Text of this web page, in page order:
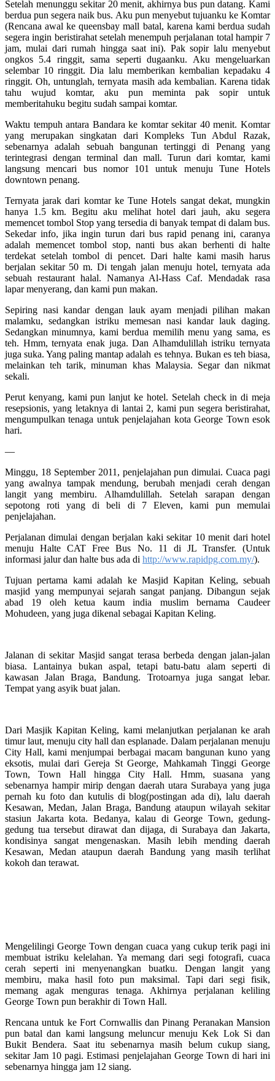
Setelah menunggu sekitar 20 menit, akhirnya bus pun datang. Kami
berdua pun segera naik bus. Aku pun menyebut tujuanku ke Komtar
(Rencana awal ke queensbay mall batal, karena kami berdua sudah
segera ingin beristirahat setelah menempuh perjalanan total hampir 7
jam, mulai dari rumah hingga saat ini). Pak sopir lalu menyebut
ongkos 5.4 ringgit, sama seperti dugaanku. Aku mengeluarkan
selembar 10 ringgit. Dia lalu memberikan kembalian kepadaku 4
ringgit. Oh, untunglah, ternyata masih ada kembalian. Karena tidak
tahu wujud komtar, aku pun meminta pak sopir untuk
memberitahuku begitu sudah sampai komtar.
Waktu tempuh antara Bandara ke komtar sekitar 40 menit. Komtar
yang merupakan singkatan dari Kompleks Tun Abdul Razak,
sebenarnya adalah sebuah bangunan tertinggi di Penang yang
terintegrasi dengan terminal dan mall. Turun dari komtar, kami
langsung mencari bus nomor 101 untuk menuju Tune Hotels
downtown penang.
Ternyata jarak dari komtar ke Tune Hotels sangat dekat, mungkin
hanya 1.5 km. Begitu aku melihat hotel dari jauh, aku segera
memencet tombol Stop yang tersedia di banyak tempat di dalam bus.
Sekedar info, jika ingin turun dari bus rapid penang ini, caranya
adalah memencet tombol stop, nanti bus akan berhenti di halte
terdekat setelah tombol di pencet. Dari halte kami masih harus
berjalan sekitar 50 m. Di tengah jalan menuju hotel, ternyata ada
sebuah restaurant halal. Namanya Al-Hass Caf. Mendadak rasa
lapar menyerang, dan kami pun makan.
Sepiring nasi kandar dengan lauk ayam menjadi pilihan makan
malamku, sedangkan istriku memesan nasi kandar lauk daging.
Sedangkan minumnya, kami berdua memilih menu yang sama, es
teh. Hmm, ternyata enak juga. Dan Alhamdulillah istriku ternyata
juga suka. Yang paling mantap adalah es tehnya. Bukan es teh biasa,
melainkan teh tarik, minuman khas Malaysia. Segar dan nikmat
sekali.
Perut kenyang, kami pun lanjut ke hotel. Setelah check in di meja
resepsionis, yang letaknya di lantai 2, kami pun segera beristirahat,
mengumpulkan tenaga untuk penjelajahan kota George Town esok
hari.
—
Minggu, 18 September 2011, penjelajahan pun dimulai. Cuaca pagi
yang awalnya tampak mendung, berubah menjadi cerah dengan
langit yang membiru. Alhamdulillah. Setelah sarapan dengan
sepotong roti yang di beli di 7 Eleven, kami pun memulai
penjelajahan.
Perjalanan dimulai dengan berjalan kaki sekitar 10 menit dari hotel
menuju Halte CAT Free Bus No. 11 di JL Transfer. (Untuk
informasi jalur dan halte bus ada di http://www.rapidpg.com.my/).
Tujuan pertama kami adalah ke Masjid Kapitan Keling, sebuah
masjid yang mempunyai sejarah sangat panjang. Dibangun sejak
abad 19 oleh ketua kaum india muslim bernama Caudeer
Mohudeen, yang juga dikenal sebagai Kapitan Keling.
Jalanan di sekitar Masjid sangat terasa berbeda dengan jalan-jalan
biasa. Lantainya bukan aspal, tetapi batu-batu alam seperti di
kawasan Jalan Braga, Bandung. Trotoarnya juga sangat lebar.
Tempat yang asyik buat jalan.
Dari Masjik Kapitan Keling, kami melanjutkan perjalanan ke arah
timur laut, menuju city hall dan esplanade. Dalam perjalanan menuju
City Hall, kami menjumpai berbagai macam bangunan kuno yang
eksotis, mulai dari Gereja St George, Mahkamah Tinggi George
Town, Town Hall hingga City Hall. Hmm, suasana yang
sebenarnya hampir mirip dengan daerah utara Surabaya yang juga
pernah ku foto dan kutulis di blog(postingan ada di), lalu daerah
Kesawan, Medan, Jalan Braga, Bandung ataupun wilayah sekitar
stasiun Jakarta kota. Bedanya, kalau di George Town, gedung-
gedung tua tersebut dirawat dan dijaga, di Surabaya dan Jakarta,
kondisinya sangat mengenaskan. Masih lebih mending daerah
Kesawan, Medan ataupun daerah Bandung yang masih terlihat
kokoh dan terawat.
Mengelilingi George Town dengan cuaca yang cukup terik pagi ini
membuat istriku kelelahan. Ya memang dari segi fotografi, cuaca
cerah seperti ini menyenangkan buatku. Dengan langit yang
membiru, maka hasil foto pun maksimal. Tapi dari segi fisik,
memang agak menguras tenaga. Akhirnya perjalanan keliling
George Town pun berakhir di Town Hall.
Rencana untuk ke Fort Cornwallis dan Pinang Peranakan Mansion
pun batal dan kami langsung meluncur menuju Kek Lok Si dan
Bukit Bendera. Saat itu sebenarnya masih belum cukup siang,
sekitar Jam 10 pagi. Estimasi penjelajahan George Town di hari ini
sebenarnya hingga jam 12 siang.